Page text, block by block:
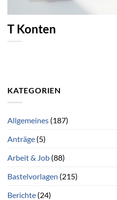
T Konten
KATEGORIEN
Allgemeines (187)
Anträge (5)
Arbeit & Job (88)
Bastelvorlagen (215)
Berichte (24)